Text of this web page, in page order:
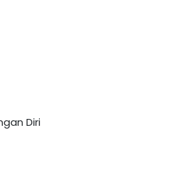
Diri